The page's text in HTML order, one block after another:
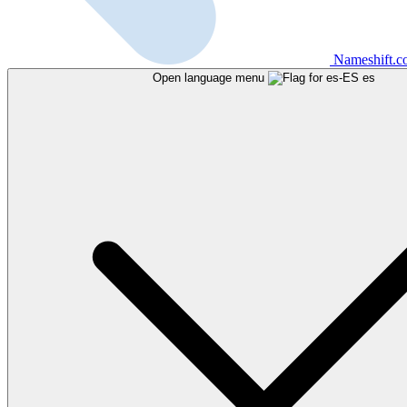
Open language menu es